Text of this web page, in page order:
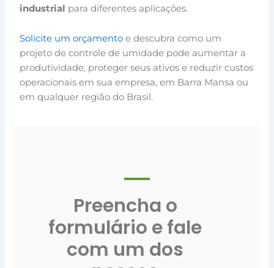
industrial para diferentes aplicações.
Solicite um orçamento e descubra como um
projeto de controle de umidade pode aumentar a
produtividade, proteger seus ativos e reduzir custos
operacionais em sua empresa, em Barra Mansa ou
em qualquer região do Brasil.
Preencha o
formulário e fale
com um dos